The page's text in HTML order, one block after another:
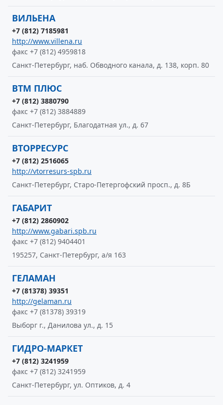
ВИЛЬЕНА
+7 (812) 7185981
http://www.villena.ru
факс +7 (812) 4959818
Санкт-Петербург, наб. Обводного канала, д. 138, корп. 80
ВТМ ПЛЮС
+7 (812) 3880790
факс +7 (812) 3884889
Санкт-Петербург, Благодатная ул., д. 67
ВТОРРЕСУРС
+7 (812) 2516065
http://vtorresurs-spb.ru
Санкт-Петербург, Старо-Петергофский просп., д. 8Б
ГАБАРИТ
+7 (812) 2860902
http://www.gabari.spb.ru
факс +7 (812) 9404401
195257, Санкт-Петербург, а/я 163
ГЕЛАМАН
+7 (81378) 39351
http://gelaman.ru
факс +7 (81378) 39319
Выборг г., Данилова ул., д. 15
ГИДРО-МАРКЕТ
+7 (812) 3241959
факс +7 (812) 3241959
Санкт-Петербург, ул. Оптиков, д. 4